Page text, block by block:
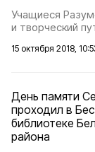
Учащиеся
и творческий
15 октября 2018,
День памяти
проходил в
библиотеке
района